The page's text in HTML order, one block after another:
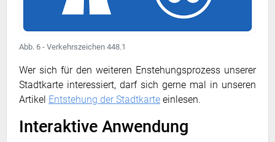
Abb. 6 - Verkehrszeichen 448.1
Wer sich für den weiteren Enstehungsprozess unserer
Stadtkarte interessiert, darf sich gerne mal in unseren
Artikel Entstehung der Stadtkarte einlesen.
Interaktive Anwendung